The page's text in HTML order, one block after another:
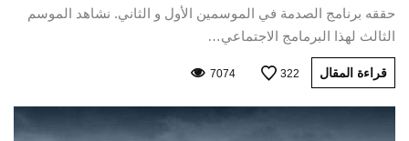
حققه برنامج الصدمة في الموسمين الأول و الثاني. نشاهد الموسم
الثالث لهذا البرمامج الاجتماعي…
قراءة المقال 322
7074